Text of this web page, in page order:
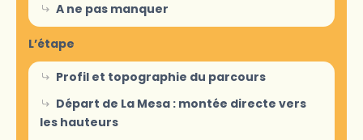
A ne pas manquer
L’étape
Profil et topographie du parcours
Départ de La Mesa : montée directe vers
les hauteurs